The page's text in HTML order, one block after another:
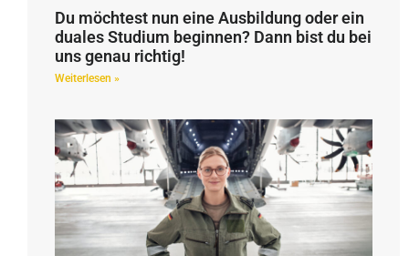
Du möchtest nun eine Ausbildung oder ein
duales Studium beginnen? Dann bist du bei
uns genau richtig!
Weiterlesen »